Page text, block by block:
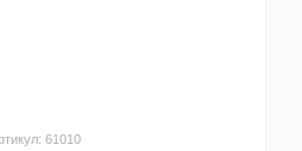
61010